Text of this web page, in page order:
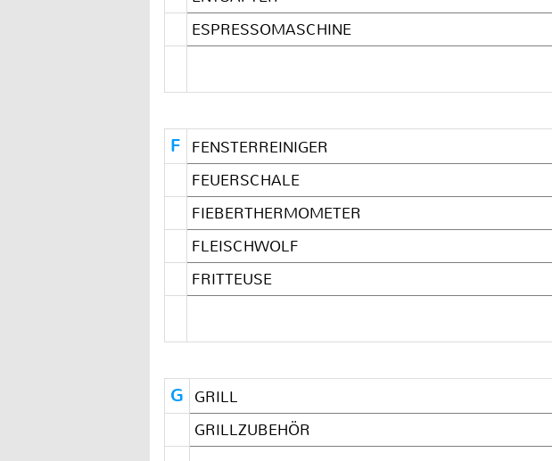
ESPRESSOMASCHINE
F FENSTERREINIGER
FEUERSCHALE
FIEBERTHERMOMETER
FLEISCHWOLF
FRITTEUSE
G GRILL
GRILLZUBEHÖR